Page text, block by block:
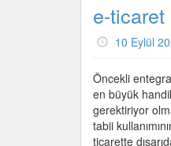
e-ticaret
10 Eylül
Öncekli
en büyük
gerektiriyor
tabii
ticarette